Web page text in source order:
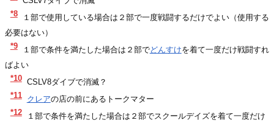
*8
１部で使用している場合は２部で一度戦闘するだけでよい（使用する
必要はない）
*9 １部で条件を満たした場合は２部でどんすけを着て一度だけ戦闘すれ
ばよい
*10 CSLV8ダイブで消滅？
*11 クレアの店の前にあるトークマター
*12
１部で条件を満たした場合は２部でスクールデイズを着て一度だけ